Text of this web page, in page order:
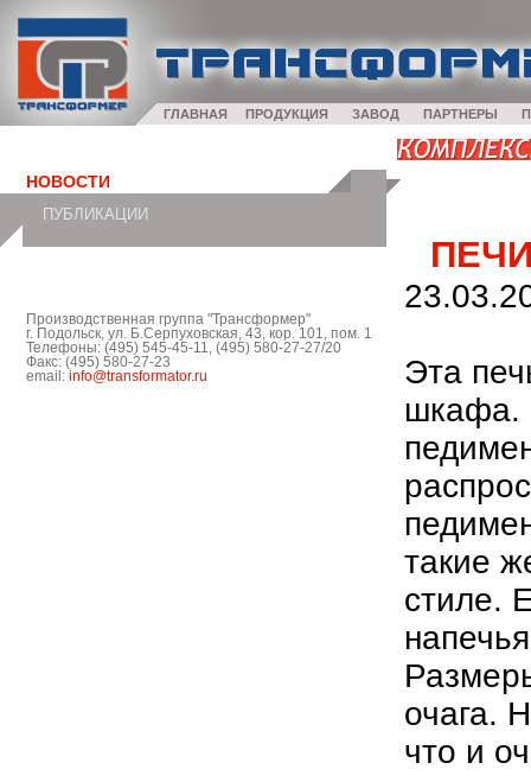
ГЛАВНАЯ ПРОДУКЦИЯ ЗАВОД ПАРТНЕРЫ
НОВОСТИ
ПУБЛИКАЦИИ
Производственная группа "Трансформер"
г. Подольск, ул. Б.Серпуховская, 43, кор. 101, пом. 1
Телефоны: (495) 545-45-11, (495) 580-27-27/20
Факс: (495) 580-27-23
email: info@transformator.ru
Эта
шкафа.
такие
стиле.
очага.
что и